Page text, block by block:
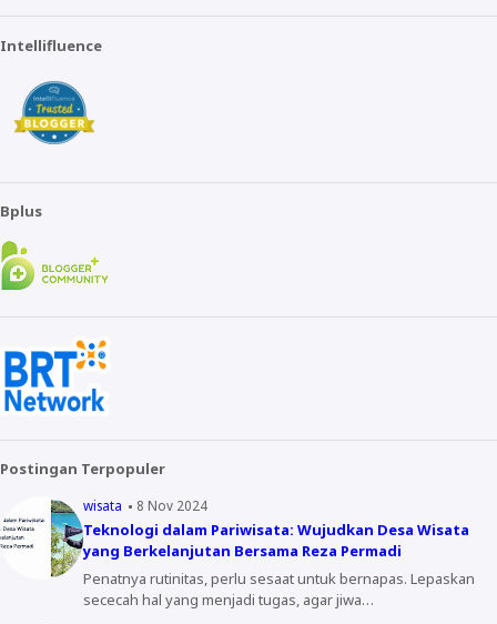
Intellifluence
Bplus
Postingan Terpopuler
wisata 8 Nov 2024
Teknologi dalam Pariwisata: Wujudkan Desa Wisata
yang Berkelanjutan Bersama Reza Permadi
Penatnya rutinitas, perlu sesaat untuk bernapas. Lepaskan
sececah hal yang menjadi tugas, agar jiwa…